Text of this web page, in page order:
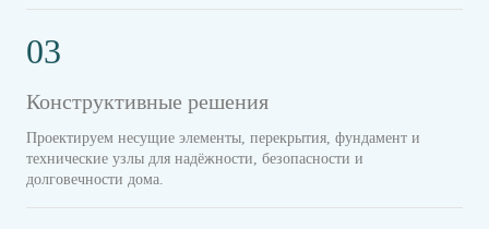
03
Конструктивные решения
Проектируем несущие элементы, перекрытия, фундамент и
технические узлы для надёжности, безопасности и
долговечности дома.